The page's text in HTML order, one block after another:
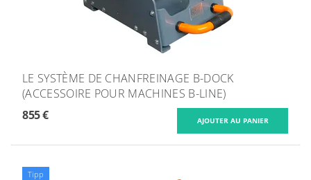
LE SYSTÈME DE CHANFREINAGE B-DOCK
(ACCESSOIRE POUR MACHINES B-LINE)
855 €
Tipp